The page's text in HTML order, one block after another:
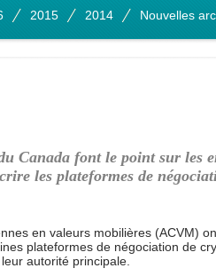
2015 2014 Nouvelles
Canada font le point sur les
les plateformes de
en valeurs mobilières (ACVM)
plateformes de négociation de
autorité principale.